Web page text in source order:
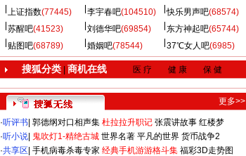
上证指数(77445) 李宇春吧(104510) 快乐男声吧(68574)
苏醒吧(41523) 刘德华吧(69854) 东方神起吧(65744)
贴图吧(68789) 婚姻吧(78544) 37℃女人吧(6985)
搜狐分类| 商机在线 医 疗 健 康 保 健
更多>>
·听评书 郭德纲对口相声集 杜拉拉升职记 张震讲故事 红楼梦
·听小说 鬼吹灯1-精绝古城 世界名著 平凡的世界 货币战争2
·共享区 手机病毒杀毒专家 经典手机游游格斗集 福彩3D走势图